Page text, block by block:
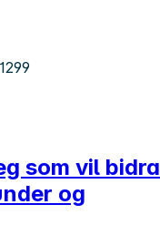
som vil bidra
og